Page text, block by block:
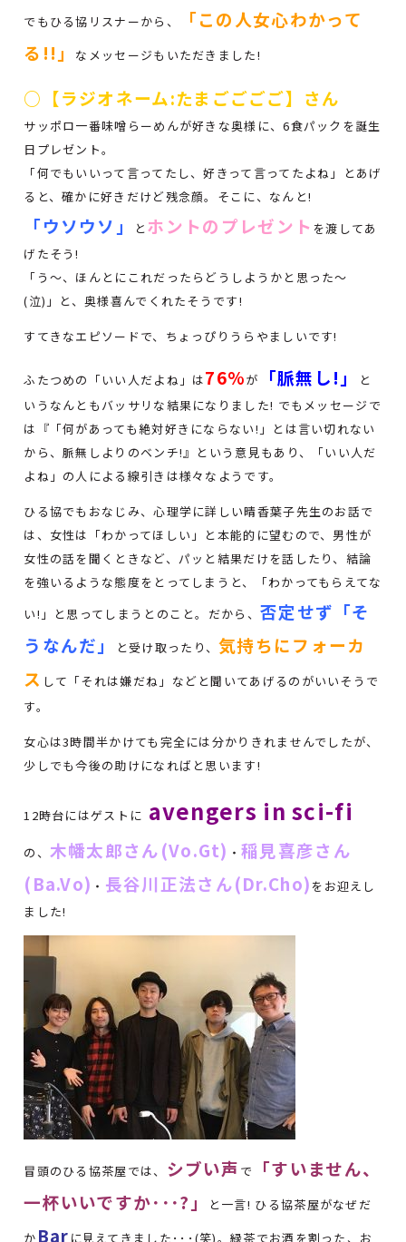
でもひる協リスナーから、
「この人女心わかって
る!!」
なメッセージもいただきました!
○【ラジオネーム:たまごごごご】さん
サッポロ一番味噌らーめんが好きな奥様に、6食パックを誕生
日プレゼント。
「何でもいいって言ってたし、好きって言ってたよね」とあげ
ると、確かに好きだけど残念顔。そこに、なんと!
「ウソウソ」 とホントのプレゼント を渡してあ
げたそう!
「う～、ほんとにこれだったらどうしようかと思った～
(泣)」と、奥様喜んでくれたそうです!
すてきなエピソードで、ちょっぴりうらやましいです!
ふたつめの「いい人だよね」は76%が 「脈無し!」
と
いうなんともバッサリな結果になりました! でもメッセージで
は『「何があっても絶対好きにならない!」とは言い切れない
から、脈無しよりのベンチ!』という意見もあり、「いい人だ
よね」の人による線引きは様々なようです。
ひる協でもおなじみ、心理学に詳しい晴香葉子先生のお話で
は、女性は「わかってほしい」と本能的に望むので、男性が
女性の話を聞くときなど、パッと結果だけを話したり、結論
を強いるような態度をとってしまうと、「わかってもらえてな
い!」と思ってしまうとのこと。だから、 否定せず「そ
うなんだ」
と受け取ったり、気持ちにフォーカ
ス して「それは嫌だね」などと聞いてあげるのがいいそうで
す。
女心は3時間半かけても完全には分かりきれませんでしたが、
少しでも今後の助けになればと思います!
12時台にはゲストに avengers in sci-fi
の、 木幡太郎さん(Vo.Gt) ・稲見喜彦さん
(Ba.Vo) ・ 長谷川正法さん(Dr.Cho) をお迎えし
ました!
冒頭のひる協茶屋では、 シブい声 で
「すいません、
一杯いいですか･･･?」
と一言! ひる協茶屋がなぜだ
か Bar に見えてきました･･･(笑)。緑茶でお酒を割った、お